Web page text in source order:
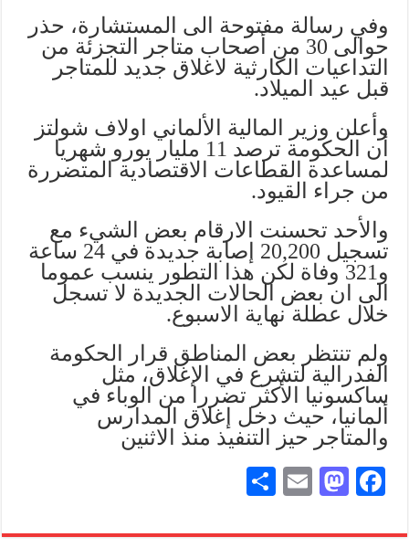
وفي رسالة مفتوحة الى المستشارة، حذر
حوالى 30 من أصحاب متاجر التجزئة من
التداعيات الكارثية لاغلاق جديد للمتاجر
قبل عيد الميلاد.
وأعلن وزير المالية الألماني اولاف شولتز
أن الحكومة ترصد 11 مليار يورو شهريا
لمساعدة القطاعات الاقتصادية المتضررة
من جراء القيود.
والأحد تحسنت الارقام بعض الشيء مع
تسجيل 20,200 إصابة جديدة في 24 ساعة
و321 وفاة لكن هذا التطور ينسب عموما
الى ان بعض الحالات الجديدة لا تسجل
خلال عطلة نهاية الاسبوع.
ولم تنتظر بعض المناطق قرار الحكومة
الفدرالية لتشرع في الإغلاق، مثل
ساكسونيا الأكثر تضررا من الوباء في
ألمانيا، حيث دخل إغلاق المدارس
والمتاجر حيز التنفيذ منذ الاثنين
Fa
bo
M
to
E
ail
re